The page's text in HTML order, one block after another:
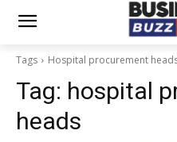
Tags Hospital procurement
Tag: hospital
heads